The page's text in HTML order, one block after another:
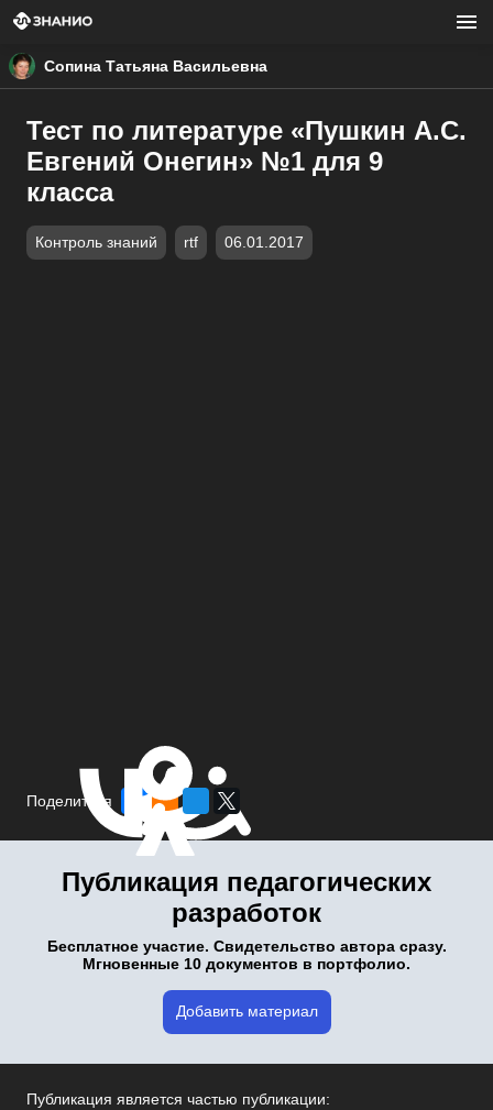
Сопина Татьяна Васильевна
Тест по литературе «Пушкин А.С.
Евгений Онегин» №1 для 9
класса
Контроль знаний rtf 06.01.2017
Поделиться
Публикация педагогических
разработок
Бесплатное участие. Свидетельство автора сразу.
Мгновенные 10 документов в портфолио.
Добавить материал
Публикация является частью публикации: